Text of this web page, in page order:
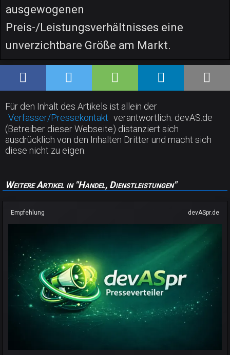
ausgewogenen
Preis-/Leistungsverhältnisses eine
unverzichtbare Größe am Markt.
Für den Inhalt des Artikels ist allein der
Verfasser/Pressekontakt verantwortlich. devAS.de
(Betreiber dieser Webseite) distanziert sich
ausdrücklich von den Inhalten Dritter und macht sich
diese nicht zu eigen.
Weitere Artikel in "Handel, Dienstleistungen"
Empfehlung devASpr.de